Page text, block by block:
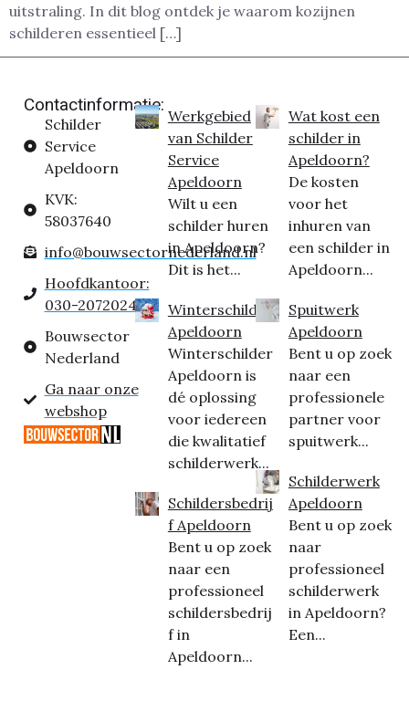
uitstraling. In dit blog ontdek je waarom kozijnen
schilderen essentieel […]
Contactinformatie:
Schilder
Service
Apeldoorn
KVK:
58037640
info@bouwsectornederland.nl
Hoofdkantoor:
030-2072024
Bouwsector
Nederland
Ga naar onze
webshop
Werkgebied
van Schilder
Service
Apeldoorn
Wilt u een
schilder huren
in Apeldoorn?
Dit is het...
Winterschilder
Apeldoorn
Winterschilder
Apeldoorn is
dé oplossing
voor iedereen
die kwalitatief
schilderwerk...
Schildersbedrij
f Apeldoorn
Bent u op zoek
naar een
professioneel
schildersbedrij
f in
Apeldoorn...
Wat kost een
schilder in
Apeldoorn?
De kosten
voor het
inhuren van
een schilder in
Apeldoorn...
Spuitwerk
Apeldoorn
Bent u op zoek
naar een
professionele
partner voor
spuitwerk...
Schilderwerk
Apeldoorn
Bent u op zoek
naar
professioneel
schilderwerk
in Apeldoorn?
Een...